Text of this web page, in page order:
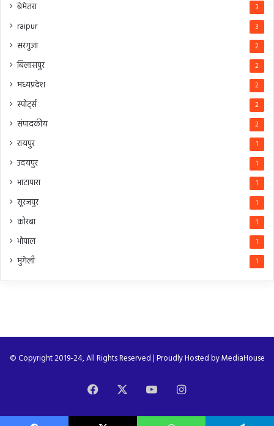
बेमेतरा 3
raipur 3
सरगुजा 2
बिलासपुर 2
मध्यप्रदेश 2
स्पोर्ट्स 2
संपादकीय 2
रायपुर 1
उदयपुर 1
भाटापारा 1
सूरजपुर 1
कोरबा 1
भोपाल 1
मुंगेली 1
© Copyright 2019-24, All Rights Reserved | Proudly Hosted byMediaHouse
Facebook YouTubeInstagram